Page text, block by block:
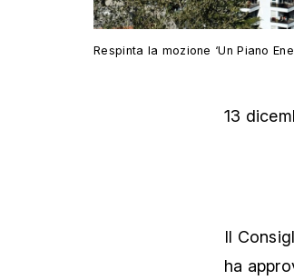
Respinta la mozione ‘Un Piano
13
Il
ha